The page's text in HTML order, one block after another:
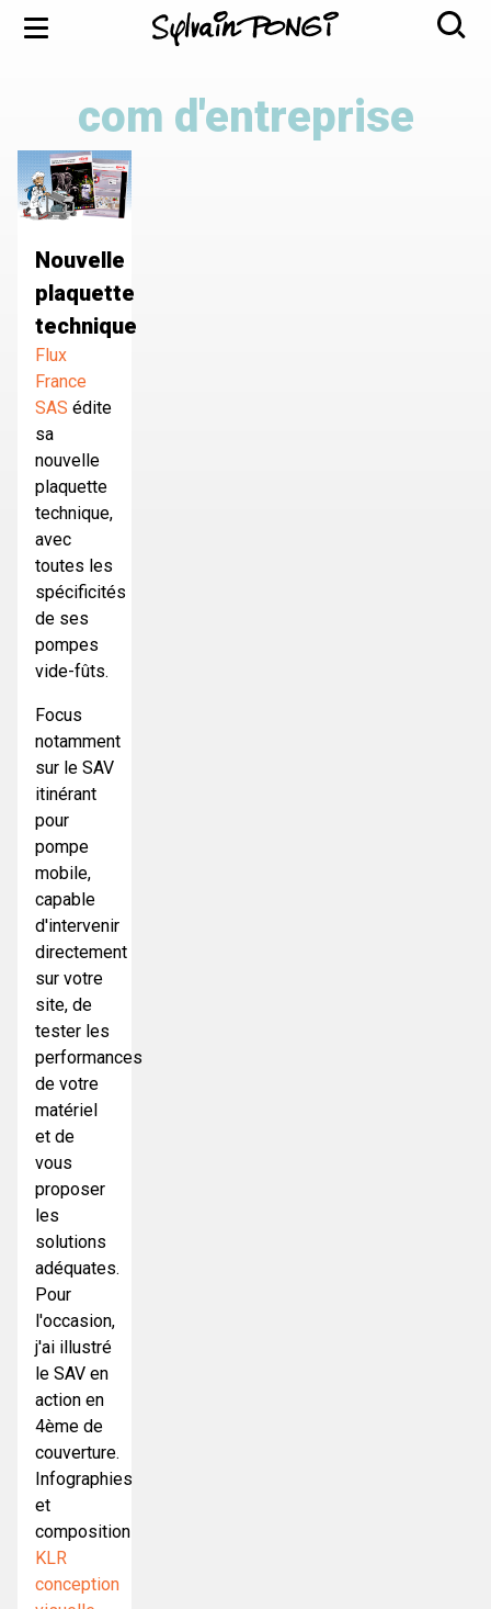
Aller
Menu
com d'entreprise
Nouvelle
plaquette
technique
Flux
France
SAS édite
sa
nouvelle
plaquette
technique,
avec
toutes les
spécificités
de ses
pompes
vide-fûts.
Focus
notamment
sur le SAV
itinérant
pour
pompe
mobile,
capable
d'intervenir
directement
sur votre
site, de
tester les
performances
de votre
matériel
et de
vous
proposer
les
solutions
adéquates.
Pour
l'occasion,
j'ai illustré
le SAV en
action en
4ème de
couverture.
Infographies
et
composition
KLR
conception